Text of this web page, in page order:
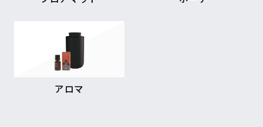
アロマ